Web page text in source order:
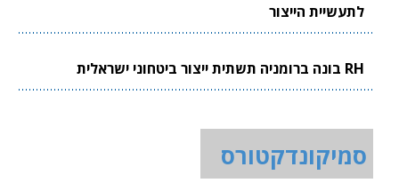
לתעשיית הייצור
RH בונה ברומניה תשתית ייצור ביטחוני ישראלית
סמיקונדקטורס